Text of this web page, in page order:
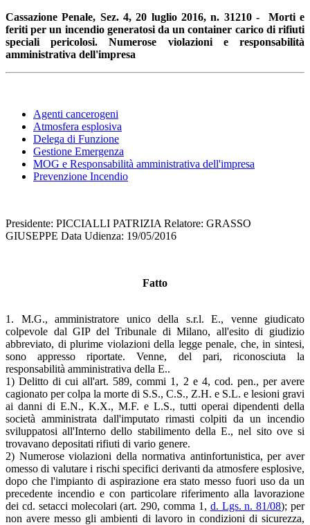
Cassazione Penale, Sez. 4, 20 luglio 2016, n. 31210 - Morti e
feriti per un incendio generatosi da un container carico di rifiuti
speciali pericolosi. Numerose violazioni e responsabilità
amministrativa dell'impresa
Agenti cancerogeni
Atmosfera esplosiva
Delega di Funzione
Gestione Emergenza
MOG e Responsabilità amministrativa dell'impresa
Prevenzione Incendio
Presidente: PICCIALLI PATRIZIA Relatore: GRASSO
GIUSEPPE Data Udienza: 19/05/2016
Fatto
1. M.G., amministratore unico della s.r.l. E., venne giudicato
colpevole dal GIP del Tribunale di Milano, all'esito di giudizio
abbreviato, di plurime violazioni della legge penale, che, in sintesi,
sono appresso riportate. Venne, del pari, riconosciuta la
responsabilità amministrativa della E..
1) Delitto di cui all'art. 589, commi 1, 2 e 4, cod. pen., per avere
cagionato per colpa la morte di S.S., C.S., Z.H. e S.L. e lesioni gravi
ai danni di E.N., K.X., M.F. e L.S., tutti operai dipendenti della
società amministrata dall'imputato rimasti colpiti da un incendio
sviluppatosi all'Interno dello stabilimento della E., nel sito ove si
trovavano depositati rifiuti di vario genere.
2) Numerose violazioni della normativa antinfortunistica, per aver
omesso di valutare i rischi specifici derivanti da atmosfere esplosive,
dopo che l'impianto di aspirazione era stato messo fuori uso da un
precedente incendio e con particolare riferimento alla lavorazione
dei cd. setacci molecolari (art. 290, comma 1, d. Lgs. n. 81/08); per
non avere messo gli ambienti di lavoro in condizioni di sicurezza,